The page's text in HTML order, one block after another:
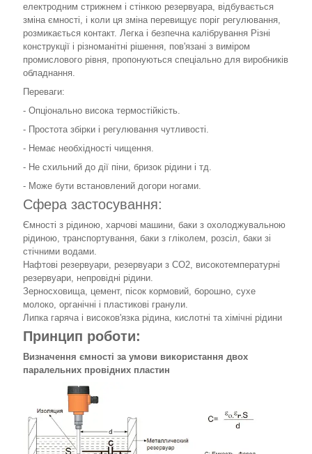
електродним стрижнем і стінкою резервуара, відбувається
зміна ємності, і коли ця зміна перевищує поріг регулювання,
розмикається контакт. Легка і безпечна калібрування Різні
конструкції і різноманітні рішення, пов'язані з виміром
промислового рівня, пропонуються спеціально для виробників
обладнання.
Переваги:
- Опціонально висока термостійкість.
- Простота збірки і регулювання чутливості.
- Немає необхідності чищення.
- Не схильний до дії піни, бризок рідини і тд.
- Може бути встановлений догори ногами.
Сфера застосування:
Ємності з рідиною, харчові машини, баки з охолоджувальною
рідиною, транспортування, баки з гліколем, розсіл, баки зі
стічними водами.
Нафтові резервуари, резервуари з СО2, високотемпературні
резервуари, непровідні рідини.
Зерносховища, цемент, пісок кормовий, борошно, сухе
молоко, органічні і пластикові гранули.
Липка гаряча і високов'язка рідина, кислотні та хімічні рідини
Принцип роботи:
Визначення ємності за умови використання двох
паралельних провідних пластин